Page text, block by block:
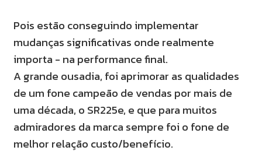
Pois estão conseguindo implementar
mudanças significativas onde realmente
importa - na performance final.
A grande ousadia, foi aprimorar as qualidades
de um fone campeão de vendas por mais de
uma década, o SR225e, e que para muitos
admiradores da marca sempre foi o fone de
melhor relação custo/benefício.